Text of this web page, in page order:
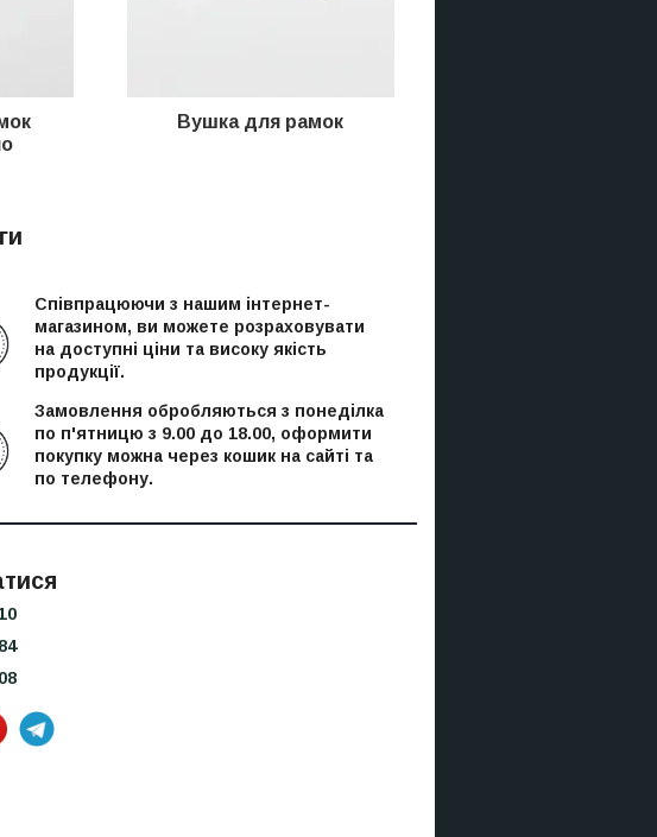
Вушка для рамок
Співпрацюючи з нашим інтернет-
магазином, ви можете розраховувати
на доступні ціни та високу якість
продукції.
Замовлення обробляються з понеділка
по п'ятницю з 9.00 до 18.00, оформити
покупку можна через кошик на сайті та
по телефону.